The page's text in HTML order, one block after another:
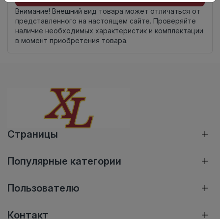
Внимание! Внешний вид товара может отличаться от
представленного на настоящем сайте. Проверяйте
наличие необходимых характеристик и комплектации
в момент приобретения товара.
Страницы
Популярные категории
Пользователю
Контакт